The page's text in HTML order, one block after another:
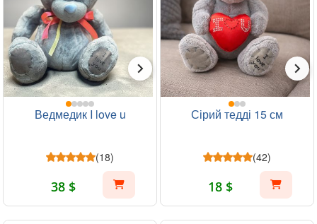
Ведмедик I love u
(18)
38 $
Сірий тедді 15 см
(42)
18 $